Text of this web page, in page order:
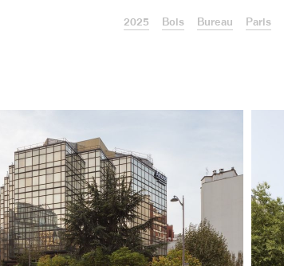
2025 Bois Bureau Paris